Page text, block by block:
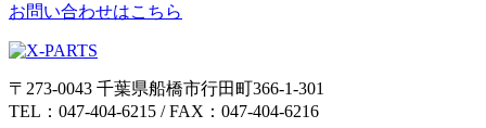
お問い合わせはこちら
〒273-0043 千葉県船橋市行田町366-1-301
TEL：047-404-6215 / FAX：047-404-6216